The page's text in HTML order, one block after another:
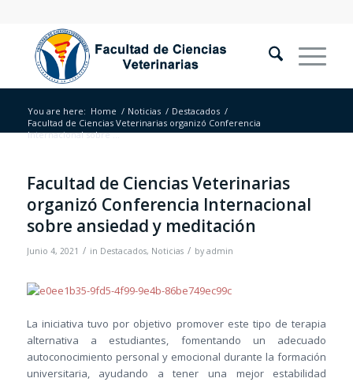
You are here: Home / Noticias / Destacados /
Facultad de Ciencias Veterinarias organizó Conferencia
Internacional sobre ...
Facultad de Ciencias Veterinarias
organizó Conferencia Internacional
sobre ansiedad y meditación
Junio 4, 2021 / in Destacados, Noticias / by admin
La iniciativa tuvo por objetivo promover este tipo de terapia
alternativa a estudiantes, fomentando un adecuado
autoconocimiento personal y emocional durante la formación
universitaria, ayudando a tener una mejor estabilidad